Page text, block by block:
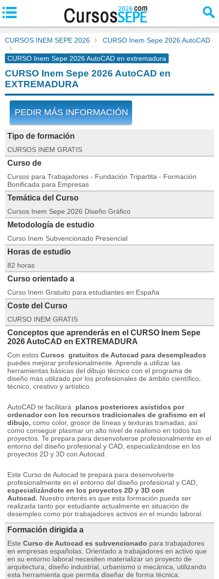
CURSOS INEM SEPE 2026 CURSO Inem Sepe 2026 AutoCAD
CURSO Inem Sepe 2026 AutoCAD en extremadura
CURSO Inem Sepe 2026 AutoCAD en
EXTREMADURA
PEDIR MÁS INFORMACIÓN
Tipo de formación
CURSOS INEM GRATIS
Curso de
Cursos para Trabajadores - Fundación Tripartita - Formación
Bonificada para Empresas
Temática del Curso
Cursos Inem Sepe 2026 Diseño Gráfico
Metodología de estudio
Curso Inem Subvencionado Presencial
Horas de estudio
82 horas
Curso orientado a
Curso Inem Gratuito para estudiantes en España
Coste del Curso
CURSO INEM GRATIS
Conceptos que aprenderás en el CURSO Inem Sepe
2026 AutoCAD en EXTREMADURA
Con estos Cursos gratuitos de Autocad para desempleados
puedes mejorar profesionalmente. Aprende a utilizar las
herramientas básicas del dibujo técnico con el programa de
diseño más utilizado por los profesionales de ámbito científico,
técnico, creativo y artístico.
AutoCAD te facilitará planos posteriores asistidos por
ordenador con los recursos tradicionales de grafismo en el
dibujo, como color, grosor de líneas y texturas tramadas; así
como conseguir plasmar un alto nivel de realismo en todos tus
proyectos. Te prepara para desenvolverse profesionalmente en el
entorno del diseño profesional y CAD, especializándose en los
proyectos 2D y 3D con Autocad.
Este Curso de Autocad te prepara para desenvolverte
profesionalmente en el entorno del diseño profesional y CAD,
especializándote en los proyectos 2D y 3D con
Autocad. Nuestro interés es que esta formación pueda ser
realizada tanto por estudiante actualmente en situación de
desempleo como por trabajadores activos en el mundo laboral.
Formación dirigida a
Este Curso de Autocad es subvencionado para trabajadores
en empresas españolas. Orientado a trabajadores en activo que
en su entorno laboral necesiten materializar un proyecto de
arquitectura, diseño industrial, urbanismo o mecánica, utilizando
esta herramienta que permita diseñar de forma técnica.